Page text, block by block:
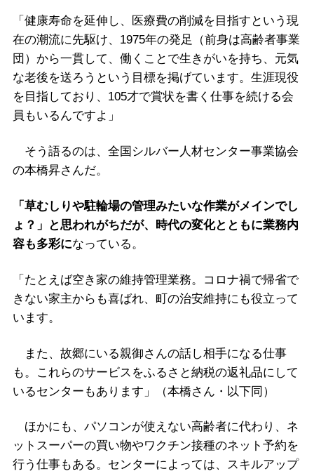
「健康寿命を延伸し、医療費の削減を目指すという現
在の潮流に先駆け、1975年の発足（前身は高齢者事業
団）から一貫して、働くことで生きがいを持ち、元気
な老後を送ろうという目標を掲げています。生涯現役
を目指しており、105才で賞状を書く仕事を続ける会
員もいるんですよ」
そう語るのは、全国シルバー人材センター事業協会
の本橋昇さんだ。
「草むしりや駐輪場の管理みたいな作業がメインでし
ょ？」と思われがちだが、時代の変化とともに業務内
容も多彩になっている。
「たとえば空き家の維持管理業務。コロナ禍で帰省で
きない家主からも喜ばれ、町の治安維持にも役立って
います。
また、故郷にいる親御さんの話し相手になる仕事
も。これらのサービスをふるさと納税の返礼品にして
いるセンターもあります」（本橋さん・以下同）
ほかにも、パソコンが使えない高齢者に代わり、ネ
ットスーパーの買い物やワクチン接種のネット予約を
行う仕事もある。センターによっては、スキルアップ